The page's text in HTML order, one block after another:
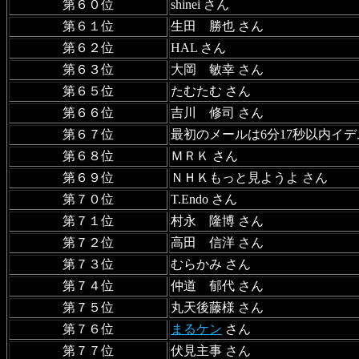
第６０位
shinei さん
第６１位
生田 勝也 さん
第６２位
HAL さん
第６３位
大岡 敏幸 さん
第６５位
たむたむ さん
第６６位
吉川 修司 さん
第６７位
最初のメールは6分17秒以内イ
第６８位
ＭＲＫ さん
第６９位
ＮＨＫもっと見ようよ さん
第７０位
T.Endo さん
第７１位
村永 隆博 さん
第７２位
高田 信洋 さん
第７３位
むらかみ さん
第７４位
仲道 郁代 さん
第７５位
丸天後藤様 さん
第７６位
まるケン さん
第７７位
伏見主事 さん